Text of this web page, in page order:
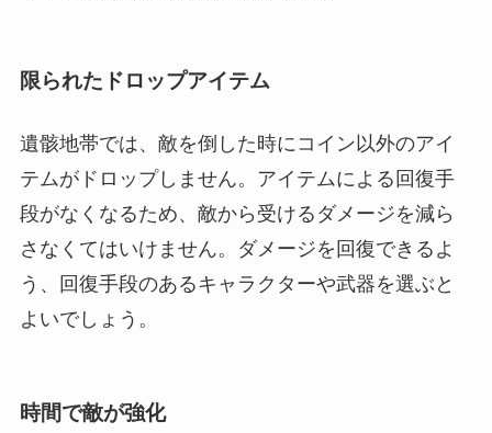
限られたドロップアイテム
遺骸地帯では、敵を倒した時にコイン以外のアイ
テムがドロップしません。アイテムによる回復手
段がなくなるため、敵から受けるダメージを減ら
さなくてはいけません。ダメージを回復できるよ
う、回復手段のあるキャラクターや武器を選ぶと
よいでしょう。
時間で敵が強化